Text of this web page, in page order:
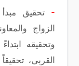
- تحقيق
الزواج
وتحقيقه
القربى،